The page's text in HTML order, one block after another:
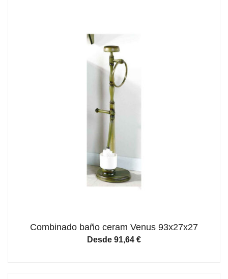
Combinado baño ceram Venus 93x27x27
Desde 91,64 €